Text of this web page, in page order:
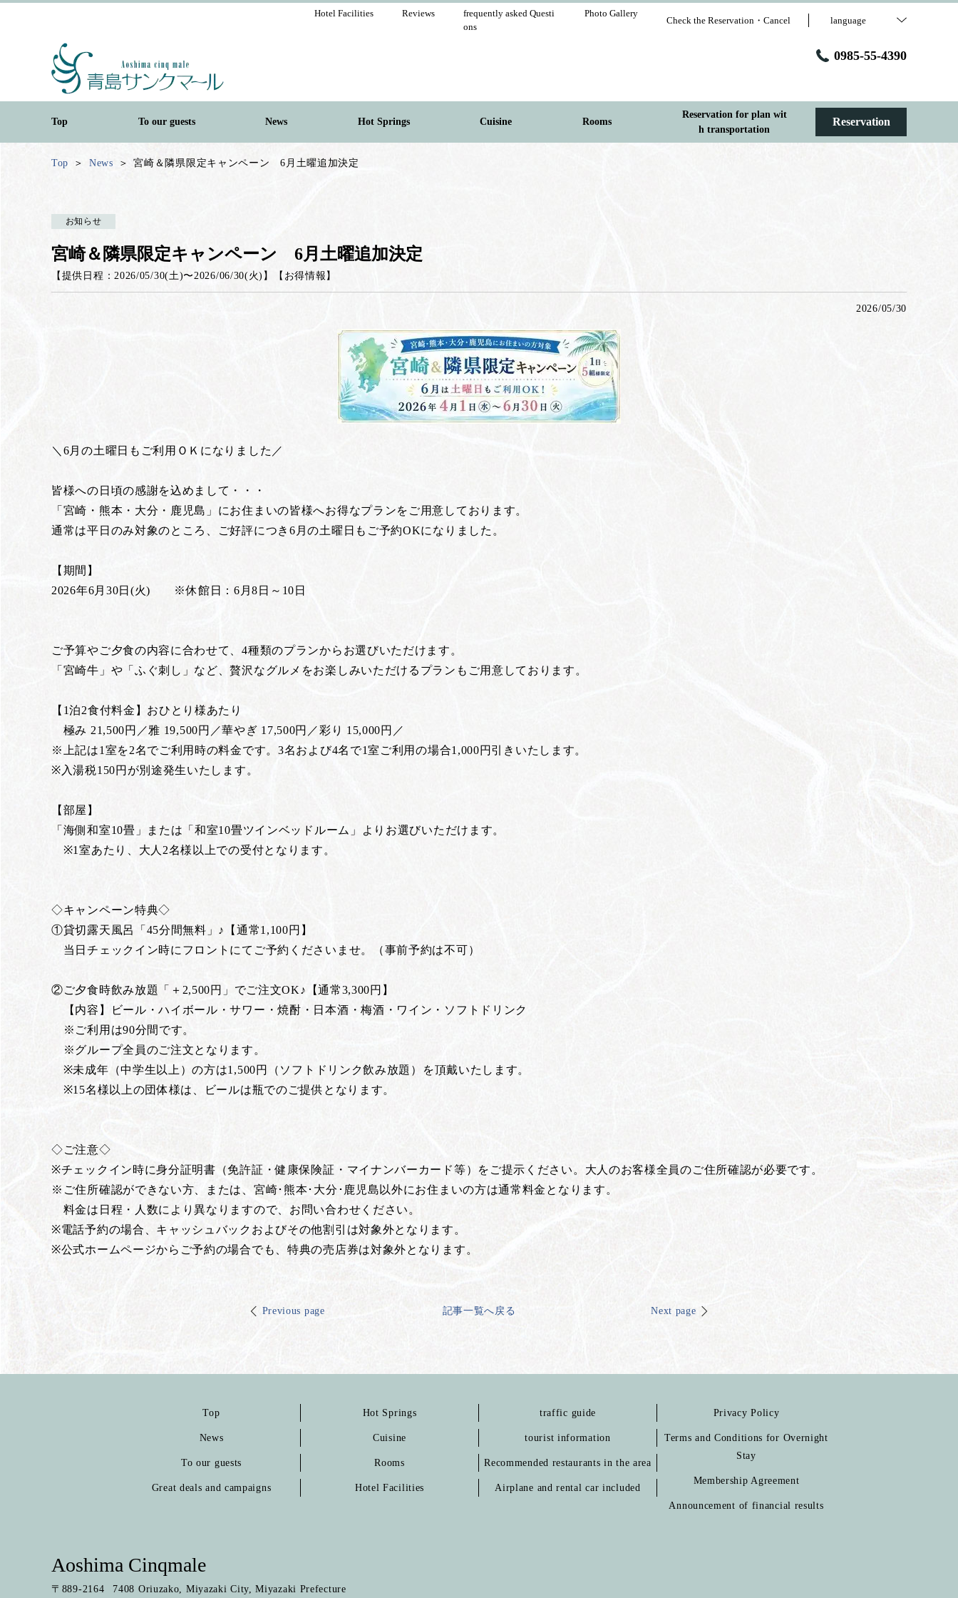
Hotel Facilities Reviews
frequently asked Questi
ons
Photo Gallery
Check the Reservation・Cancel language
0985-55-4390
Top To our guests News Hot Springs Cuisine Rooms
Reservation for plan wit
h transportation
Reservation
Top News 宮崎＆隣県限定キャンペーン 6月土曜追加決定
お知らせ
宮崎＆隣県限定キャンペーン 6月土曜追加決定
【提供日程：2026/05/30(土)〜2026/06/30(火) 】 【 お得情報 】
2026/05/30
＼6月の土曜日もご利用ＯＫになりました／
皆様への日頃の感謝を込めまして・・・
「宮崎・熊本・大分・鹿児島」にお住まいの皆様へお得なプランをご用意しております。
通常は平日のみ対象のところ、ご好評につき6月の土曜日もご予約OKになりました。
【期間】
2026年6月30日(火) ※休館日：6月8日～10日
ご予算やご夕食の内容に合わせて、4種類のプランからお選びいただけます。
「宮崎牛」や「ふぐ刺し」など、贅沢なグルメをお楽しみいただけるプランもご用意しております。
【1泊2食付料金】おひとり様あたり
極み 21,500円／雅 19,500円／華やぎ 17,500円／彩り 15,000円／
※上記は1室を2名でご利用時の料金です。3名および4名で1室ご利用の場合1,000円引きいたします。
※入湯税150円が別途発生いたします。
【部屋】
「海側和室10畳」または「和室10畳ツインベッドルーム」よりお選びいただけます。
※1室あたり、大人2名様以上での受付となります。
◇キャンペーン特典◇
①貸切露天風呂「45分間無料」♪【通常1,100円】
当日チェックイン時にフロントにてご予約くださいませ。（事前予約は不可）
②ご夕食時飲み放題「＋2,500円」でご注文OK♪【通常3,300円】
【内容】ビール・ハイボール・サワー・焼酎・日本酒・梅酒・ワイン・ソフトドリンク
※ご利用は90分間です。
※グループ全員のご注文となります。
※未成年（中学生以上）の方は1,500円（ソフトドリンク飲み放題）を頂戴いたします。
※15名様以上の団体様は、ビールは瓶でのご提供となります。
◇ご注意◇
※チェックイン時に身分証明書（免許証・健康保険証・マイナンバーカード等）をご提示ください。大人のお客様全員のご住所確認が必要です。
※ご住所確認ができない方、または、宮崎･熊本･大分･鹿児島以外にお住まいの方は通常料金となります。
料金は日程・人数により異なりますので、お問い合わせください。
※電話予約の場合、キャッシュバックおよびその他割引は対象外となります。
※公式ホームページからご予約の場合でも、特典の売店券は対象外となります。
Previous page 記事一覧へ戻る Next page
Top
News
To our guests
Great deals and campaigns
Hot Springs
Cuisine
Rooms
Hotel Facilities
traffic guide
tourist information
Recommended restaurants in the area
Airplane and rental car included
Privacy Policy
Terms and Conditions for Overnight
Stay
Membership Agreement
Announcement of financial results
Aoshima Cinqmale
〒 889-2164 7408 Oriuzako, Miyazaki City, Miyazaki Prefecture